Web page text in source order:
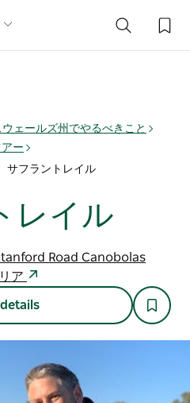
ェールズ州でやるべきこと
ー
サフラントレイル
レイル
Road Canobolas
ア